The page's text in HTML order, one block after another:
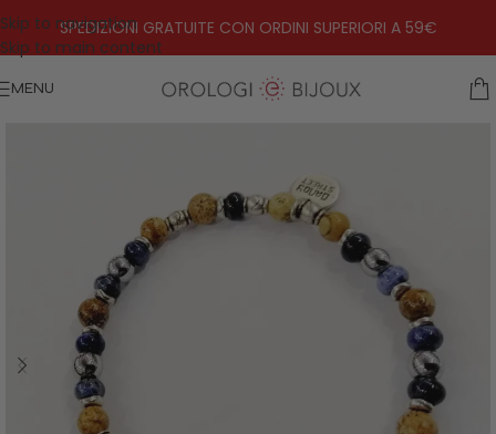
Skip to navigation
Skip to main content
SPEDIZIONI GRATUITE CON ORDINI SUPERIORI A 59€
MENU